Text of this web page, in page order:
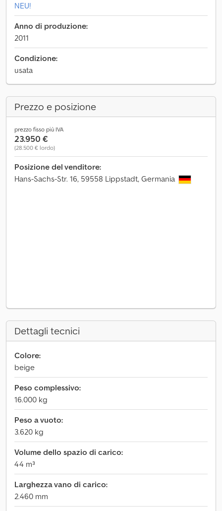
NEU!
Anno di produzione:
2011
Condizione:
usata
Prezzo e posizione
prezzo fisso più IVA
23.950 €
(28.500 € lordo)
Posizione del venditore:
Hans-Sachs-Str. 16, 59558 Lippstadt, Germania
Dettagli tecnici
Colore:
beige
Peso complessivo:
16.000 kg
Peso a vuoto:
3.620 kg
Volume dello spazio di carico:
44 m³
Larghezza vano di carico:
2.460 mm